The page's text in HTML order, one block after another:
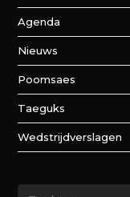
Agenda
Nieuws
Poomsaes
Taeguks
Wedstrijdverslagen